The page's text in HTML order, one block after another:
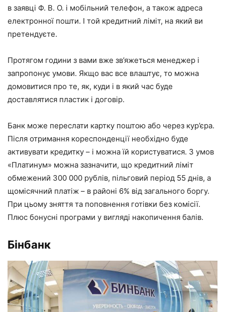
в заявці Ф. В. О. і мобільний телефон, а також адреса
електронної пошти. І той кредитний ліміт, на який ви
претендуєте.
Протягом години з вами вже зв’яжеться менеджер і
запропонує умови. Якщо вас все влаштує, то можна
домовитися про те, як, куди і в який час буде
доставлятися пластик і договір.
Банк може переслати картку поштою або через кур’єра.
Після отримання кореспонденції необхідно буде
активувати кредитку – і можна їй користуватися. З умов
«Платинум» можна зазначити, що кредитний ліміт
обмежений 300 000 рублів, пільговий період 55 днів, а
щомісячний платіж – в районі 6% від загального боргу.
При цьому зняття та поповнення готівки без комісії.
Плюс бонусні програми у вигляді накопичення балів.
Бінбанк